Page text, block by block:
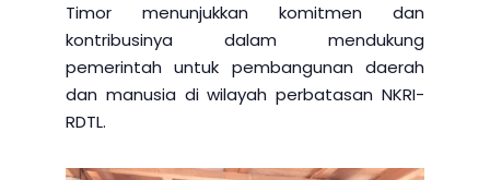
Timor menunjukkan komitmen dan
kontribusinya dalam mendukung
pemerintah untuk pembangunan daerah
dan manusia di wilayah perbatasan NKRI-
RDTL.